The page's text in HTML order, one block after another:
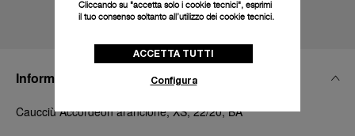
Informazioni Tecniche
Caucciù Accordeon arancione, XS, 22/20, BA
Cliccando su "accetta solo i cookie tecnici", esprimi
il tuo consenso soltanto all’utilizzo dei cookie tecnici.
ACCETTA TUTTI
Configura